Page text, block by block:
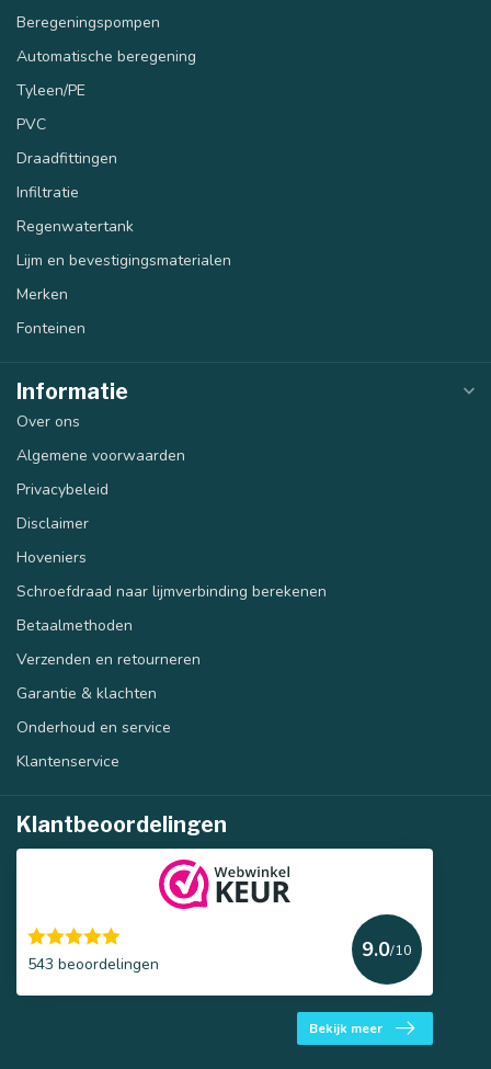
Beregeningspompen
Automatische beregening
Tyleen/PE
PVC
Draadfittingen
Infiltratie
Regenwatertank
Lijm en bevestigingsmaterialen
Merken
Fonteinen
Informatie
Over ons
Algemene voorwaarden
Privacybeleid
Disclaimer
Hoveniers
Schroefdraad naar lijmverbinding berekenen
Betaalmethoden
Verzenden en retourneren
Garantie & klachten
Onderhoud en service
Klantenservice
Klantbeoordelingen
543 beoordelingen
9.0/10
Bekijk meer